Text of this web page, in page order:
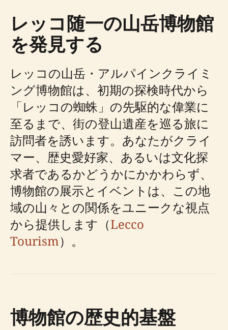
レッコ随一の山岳博物館
を発見する
レッコの山岳・アルパインクライミ
ング博物館は、初期の探検時代から
「レッコの蜘蛛」の先駆的な偉業に
至るまで、街の登山遺産を巡る旅に
訪問者を誘います。あなたがクライ
マー、歴史愛好家、あるいは文化探
求者であるかどうかにかかわらず、
博物館の展示とイベントは、この地
域の山々との関係をユニークな視点
から提供します（Lecco
Tourism）。
博物館の歴史的基盤